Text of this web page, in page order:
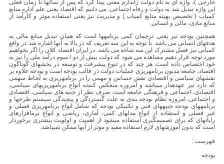
خارجی )، واژه ای به نام دولت ژاندارم معنی پیدا کرد که پس از سالها تا زمان فعلی
این واژه تبدیل شد به دولت و رفاه اجتماعی. می دانیم که اقتصاد یعنی علم اداره منابع
کمیاب ( تخصیص بهینه منابع کمیاب ) و مدیریت نیز یعنی استفاده موثر و کارآمد از
منابع مادی، مالی و انسانی.
همچنین بودجه نیز یعنی ترجمان کمی برنامهها است که همان تبدیل منابع مالی به
هدفهای انسانی می باشد. با توجه به این سه تعریف که در بالا به آنها اشاره شد در واقع
کمیابی نیز فصل مشترک این سه شاخه می باشد. در ایران اقتصاد کلان را اگر بخواهیم
مورد توجه قرار دهیم مشاهده می شود که دولت بیش از دو / سوم درآمد ملی را نیز به
خود اختصاص داده است. هر چند که در تنوع پیشرفت و توسعه در بخشهای گوناگون
اقتصاد، جامعه مدیون برنامهریزی عملیات دولت در قالب بودجه است و بودجه علاوه بر
نقشهای سیاسی و اقتصادی نقش حساس و مهمی را در برنامهریزی به لحاظ سهمی
که دارد نیز عهدهدار میباشد و امروزه منعکس کننده انواع برنامهریزیهای سیاسی،
اقتصادی، اجتماعی و فرهنگی جامعه است. صرف نظر از جنبه های سیاسی، اقتصادی
و اجتماعی، امروزه نظام بودجه بندی به علت گستردگی و پیچیدگی سیستم طرحها و
برنامههای بودجه جنبههای فنی و تکنیکی بودجه که شامل انواع برنامهریزی فصلی و
غیر فصلی و استفاده از انواع مدلهای کمی، آماری، ریاضی و انواع نرمافزارهای
رایانهای که برای تصمیمگیری استفاده میشود از اهمیت و اولویت بیشتری برخوردار
است که بدون آموزشهای لازم استفاده مفید و موثر از آنها ممکن نمیباشد.
فهرست :
بودجه